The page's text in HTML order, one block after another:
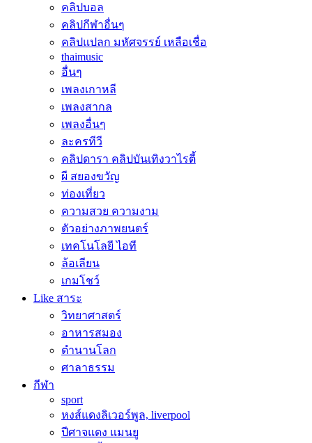
คลิปบอล
คลิปกีฬาอื่นๆ
คลิปแปลก มหัศจรรย์ เหลือเชื่อ
thaimusic
อื่นๆ
เพลงเกาหลี
เพลงสากล
เพลงอื่นๆ
ละครทีวี
คลิปดารา คลิปบันเทิงวาไรตี้
ผี สยองขวัญ
ท่องเที่ยว
ความสวย ความงาม
ตัวอย่างภาพยนตร์
เทคโนโลยี ไอที
ล้อเลียน
เกมโชว์
Like สาระ
วิทยาศาสตร์
อาหารสมอง
ตำนานโลก
ศาลาธรรม
กีฬา
sport
หงส์แดงลิเวอร์พูล, liverpool
ปีศาจแดง แมนยู